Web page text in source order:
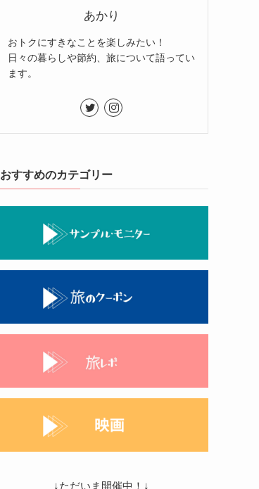
あかり
おトクにすきなことを楽しみたい！
日々の暮らしや節約、旅について語ってい
ます。
おすすめのカテゴリー
↓ただいま開催中！↓